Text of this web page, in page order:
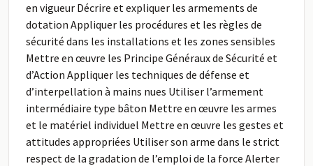
en vigueur Décrire et expliquer les armements de
dotation Appliquer les procédures et les règles de
sécurité dans les installations et les zones sensibles
Mettre en œuvre les Principe Généraux de Sécurité et
d’Action Appliquer les techniques de défense et
d’interpellation à mains nues Utiliser l’armement
intermédiaire type bâton Mettre en œuvre les armes
et le matériel individuel Mettre en œuvre les gestes et
attitudes appropriées Utiliser son arme dans le strict
respect de la gradation de l’emploi de la force Alerter